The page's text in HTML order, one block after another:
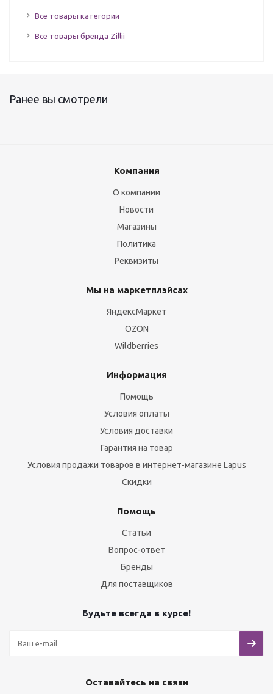
Все товары категории
Все товары бренда Zillii
Ранее вы смотрели
Компания
О компании
Новости
Магазины
Политика
Реквизиты
Мы на маркетплэйсах
ЯндексМаркет
OZON
Wildberries
Информация
Помощь
Условия оплаты
Условия доставки
Гарантия на товар
Условия продажи товаров в интернет-магазине Lapus
Скидки
Помощь
Статьи
Вопрос-ответ
Бренды
Для поставщиков
Будьте всегда в курсе!
Оставайтесь на связи